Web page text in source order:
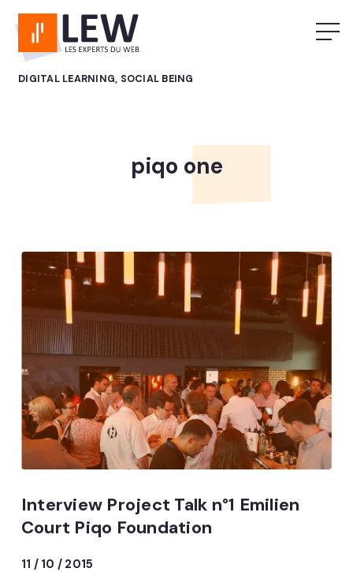
DIGITAL LEARNING, SOCIAL BEING
piqo one
Interview Project Talk n°1 Emilien
Court Piqo Foundation
11 / 10 / 2015